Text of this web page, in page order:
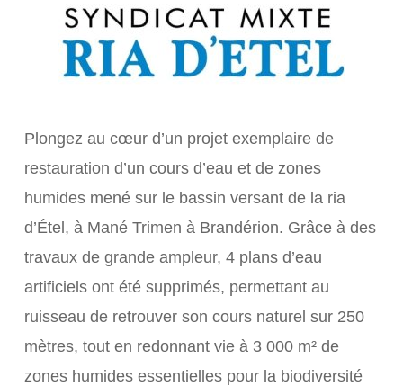
Plongez au cœur d’un projet exemplaire de
restauration d’un cours d’eau et de zones
humides mené sur le bassin versant de la ria
d’Étel, à Mané Trimen à Brandérion. Grâce à des
travaux de grande ampleur, 4 plans d’eau
artificiels ont été supprimés, permettant au
ruisseau de retrouver son cours naturel sur 250
mètres, tout en redonnant vie à 3 000 m² de
zones humides essentielles pour la biodiversité